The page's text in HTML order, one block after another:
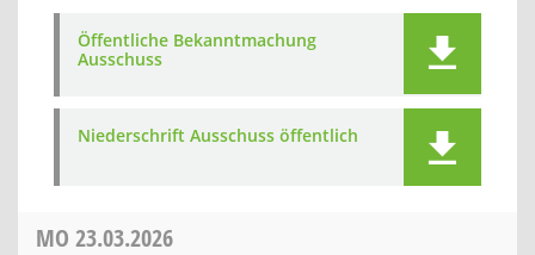
Öffentliche Bekanntmachung
Ausschuss
Niederschrift Ausschuss öffentlich
MO 23.03.2026